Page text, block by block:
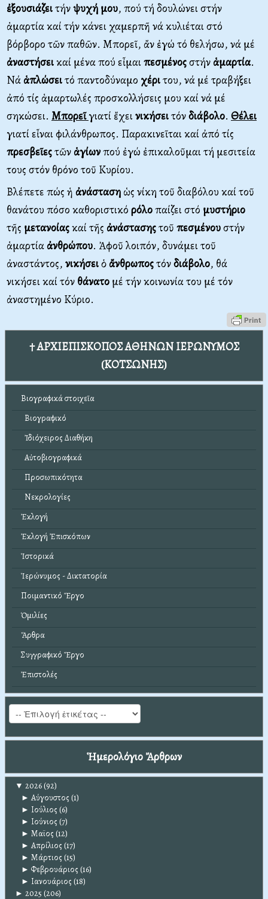
ἐξουσιάζειτήνψυχή μου, πού τή δουλώνει στήν
ἁμαρτία καί τήν κάνει χαμερπῆ νά κυλιέται στό
βόρβορο τῶν παθῶν. Μπορεῖ, ἄν ἐγώ τό θελήσω, νά μέ
ἀναστήσεικαί μένα πού εἶμαιπεσμένοςστήν ἁμαρτία.
Νά ἁπλώσειτό παντοδύναμο χέριτου, νά μέ τραβήξει
ἀπό τίς ἁμαρτωλές προσκολλήσεις μου καί νά μέ
σηκώσει. Μπορεῖγιατί ἔχεινικήσειτόνδιάβολο. Θέλει
γιατί εἶναι φιλάνθρωπος. Παρακινεῖται καί ἀπό τίς
πρεσβεῖεςτῶν ἁγίωνπού ἐγώ ἐπικαλοῦμαι τή μεσιτεία
τους στόν θρόνο τοῦ Κυρίου.
Βλέπετε πώς ἡ ἀνάσταση ὡς νίκη τοῦ διαβόλου καί τοῦ
θανάτου πόσο καθοριστικό ρόλοπαίζει στό μυστήριο
τῆς μετανοίαςκαί τῆς ἀνάστασηςτοῦ πεσμένουστήν
ἁμαρτία ἀνθρώπου. Ἀφοῦ λοιπόν, δυνάμει τοῦ
ἀναστάντος, νικήσειὁ ἄνθρωποςτόνδιάβολο, θά
νικήσει καί τόν θάνατο μέ τήν κοινωνία του μέ τόν
ἀναστημένο Κύριο.
† ΑΡΧΙΕΠΙΣΚΟΠΟΣ ΑΘΗΝΩΝ ΙΕΡΩΝΥΜΟΣ
(ΚΟΤΣΩΝΗΣ)
Βιογραφικά στοιχεῖα
Βιογραφικό
Ἰδιόχειρος Διαθήκη
Αὐτοβιογραφικά
Προσωπικότητα
Νεκρολογίες
Ἐκλογή
Ἐκλογή Ἐπισκόπων
Ἱστορικά
Ἱερώνυμος - Δικτατορία
Ποιμαντικό Ἔργο
Ὁμιλίες
Ἄρθρα
Συγγραφικό Ἔργο
Ἐπιστολές
Ἡμερολόγιο Ἄρθρων
▼ 2026(92)
► Αύγουστος (1)
► Ιούλιος (6)
► Ιούνιος (7)
► Μαϊος (12)
► Απρίλιος (17)
► Μάρτιος (15)
► Φεβρουάριος (16)
► Ιανουάριος (18)
► 2025 (206)